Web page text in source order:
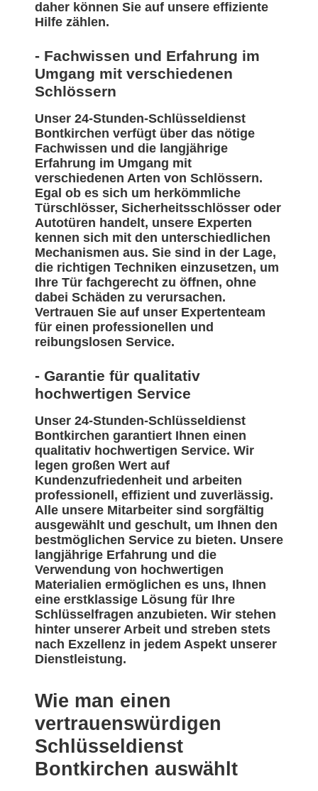
daher können Sie auf unsere effiziente
Hilfe zählen.
- Fachwissen und Erfahrung im
Umgang mit verschiedenen
Schlössern
Unser 24-Stunden-Schlüsseldienst
Bontkirchen verfügt über das nötige
Fachwissen und die langjährige
Erfahrung im Umgang mit
verschiedenen Arten von Schlössern.
Egal ob es sich um herkömmliche
Türschlösser, Sicherheitsschlösser oder
Autotüren handelt, unsere Experten
kennen sich mit den unterschiedlichen
Mechanismen aus. Sie sind in der Lage,
die richtigen Techniken einzusetzen, um
Ihre Tür fachgerecht zu öffnen, ohne
dabei Schäden zu verursachen.
Vertrauen Sie auf unser Expertenteam
für einen professionellen und
reibungslosen Service.
- Garantie für qualitativ
hochwertigen Service
Unser 24-Stunden-Schlüsseldienst
Bontkirchen garantiert Ihnen einen
qualitativ hochwertigen Service. Wir
legen großen Wert auf
Kundenzufriedenheit und arbeiten
professionell, effizient und zuverlässig.
Alle unsere Mitarbeiter sind sorgfältig
ausgewählt und geschult, um Ihnen den
bestmöglichen Service zu bieten. Unsere
langjährige Erfahrung und die
Verwendung von hochwertigen
Materialien ermöglichen es uns, Ihnen
eine erstklassige Lösung für Ihre
Schlüsselfragen anzubieten. Wir stehen
hinter unserer Arbeit und streben stets
nach Exzellenz in jedem Aspekt unserer
Dienstleistung.
Wie man einen
vertrauenswürdigen
Schlüsseldienst
Bontkirchen auswählt